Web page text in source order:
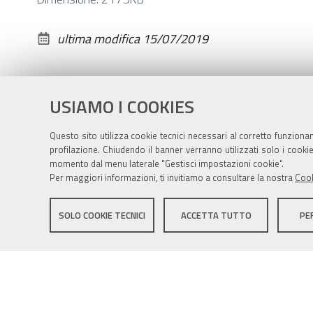
USIAMO I COOKIES
Questo sito utilizza cookie tecnici necessari al corretto
profilazione. Chiudendo il banner verranno utilizzati solo i
momento dal menu laterale "Gestisci impostazioni cookie".
Per maggiori informazioni, ti invitiamo a consultare la nostra
SOLO COOKIE TECNICI ACCETTA TUTTO
vedere
alle
originali…
ultima modifica 15/07/2019
Sito istituzionale Comune di Zola Predosa